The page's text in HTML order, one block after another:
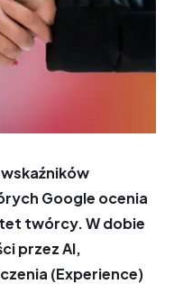
Google ocenia
twórcy. W dobie
przez AI,
(Experience)